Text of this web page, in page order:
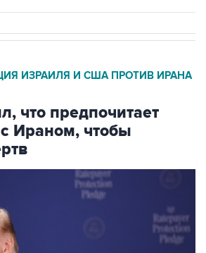
ИЗРАИЛЯ И США ПРОТИВ ИРАНА
что предпочитает
Ираном, чтобы